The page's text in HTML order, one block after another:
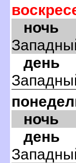
ночь
день
ночь
день